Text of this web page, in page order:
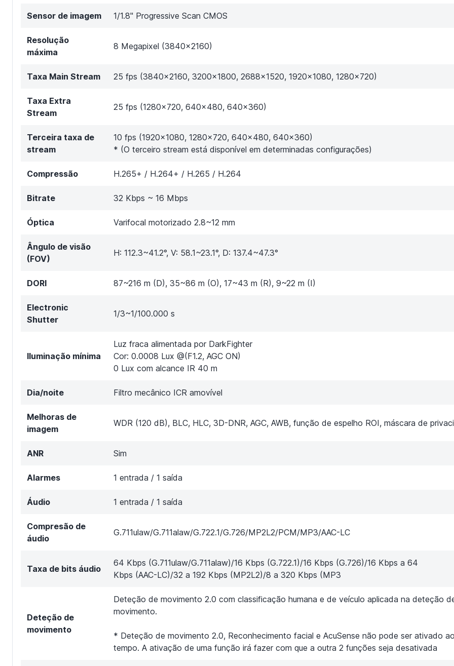
Sensor de imagem 1/1.8" Progressive Scan CMOS
Resolução
máxima
8 Megapixel (3840x2160)
Taxa Main Stream 25 fps (3840x2160, 3200x1800, 2688x1520, 1920×1080, 1280×720)
Taxa Extra
Stream
25 fps (1280x720, 640x480, 640×360)
Terceira taxa de
stream
10 fps (1920x1080, 1280×720, 640x480, 640×360)
* (O terceiro stream está disponível em determinadas configurações)
Compressão H.265+ / H.264+ / H.265 / H.264
Bitrate 32 Kbps ~ 16 Mbps
Óptica Varifocal motorizado 2.8~12 mm
Ângulo de visão
(FOV)
H: 112.3~41.2°, V: 58.1~23.1°, D: 137.4~47.3°
DORI 87~216 m (D), 35~86 m (O), 17~43 m (R), 9~22 m (I)
Electronic
Shutter
1/3~1/100.000 s
Iluminação mínima
Luz fraca alimentada por DarkFighter
Cor: 0.0008 Lux @(F1.2, AGC ON)
0 Lux com alcance IR 40 m
Dia/noite Filtro mecânico ICR amovível
Melhoras de
imagem
WDR (120 dB), BLC, HLC, 3D-DNR, AGC, AWB, função de espelho ROI, máscara de
ANR Sim
Alarmes 1 entrada / 1 saída
Áudio 1 entrada / 1 saída
Compresão de
áudio
G.711ulaw/G.711alaw/G.722.1/G.726/MP2L2/PCM/MP3/AAC-LC
Taxa de bits áudio
64 Kbps (G.711ulaw/G.711alaw)/16 Kbps (G.722.1)/16 Kbps (G.726)/16 Kbps a 64
Kbps (AAC-LC)/32 a 192 Kbps (MP2L2)/8 a 320 Kbps (MP3
Deteção de
movimento
Deteção de movimento 2.0 com classificação humana e de veículo aplicada na deteção
movimento.
* Deteção de movimento 2.0, Reconhecimento facial e AcuSense não pode ser ativado
tempo. A ativação de uma função irá fazer com que a outra 2 funções seja desativada